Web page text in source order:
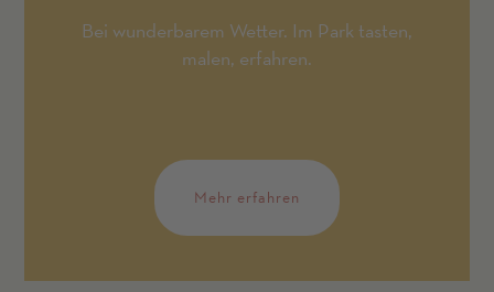
Bei wunderbarem Wetter. Im Park tasten,
malen, erfahren.
Mehr erfahren